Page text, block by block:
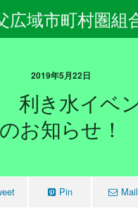
広域市町村圏組
2019年5月22日
利き水イベ
のお知らせ！
Pin Mail